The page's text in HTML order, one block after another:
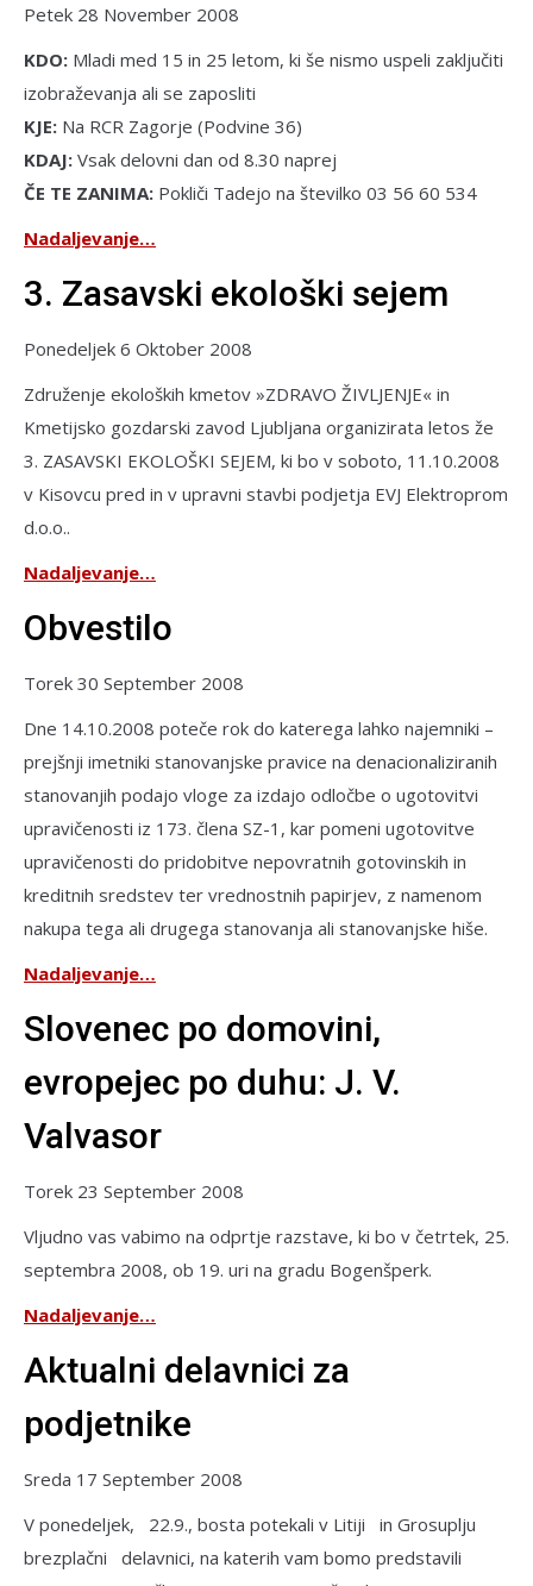
Petek 28 November 2008
KDO: Mladi med 15 in 25 letom, ki še nismo uspeli zaključiti
izobraževanja ali se zaposliti
KJE: Na RCR Zagorje (Podvine 36)
KDAJ: Vsak delovni dan od 8.30 naprej
ČE TE ZANIMA: Pokliči Tadejo na številko 03 56 60 534
Nadaljevanje…
3. Zasavski ekološki sejem
Ponedeljek 6 Oktober 2008
Združenje ekoloških kmetov »ZDRAVO ŽIVLJENJE« in
Kmetijsko gozdarski zavod Ljubljana organizirata letos že
3. ZASAVSKI EKOLOŠKI SEJEM, ki bo v soboto, 11.10.2008
v Kisovcu pred in v upravni stavbi podjetja EVJ Elektroprom
d.o.o..
Nadaljevanje…
Obvestilo
Torek 30 September 2008
Dne 14.10.2008 poteče rok do katerega lahko najemniki –
prejšnji imetniki stanovanjske pravice na denacionaliziranih
stanovanjih podajo vloge za izdajo odločbe o ugotovitvi
upravičenosti iz 173. člena SZ-1, kar pomeni ugotovitve
upravičenosti do pridobitve nepovratnih gotovinskih in
kreditnih sredstev ter vrednostnih papirjev, z namenom
nakupa tega ali drugega stanovanja ali stanovanjske hiše.
Nadaljevanje…
Slovenec po domovini,
evropejec po duhu: J. V.
Valvasor
Torek 23 September 2008
Vljudno vas vabimo na odprtje razstave, ki bo v četrtek, 25.
septembra 2008, ob 19. uri na gradu Bogenšperk.
Nadaljevanje…
Aktualni delavnici za
podjetnike
Sreda 17 September 2008
V ponedeljek, 22.9., bosta potekali v Litiji in Grosuplju
brezplačni delavnici, na katerih vam bomo predstavili